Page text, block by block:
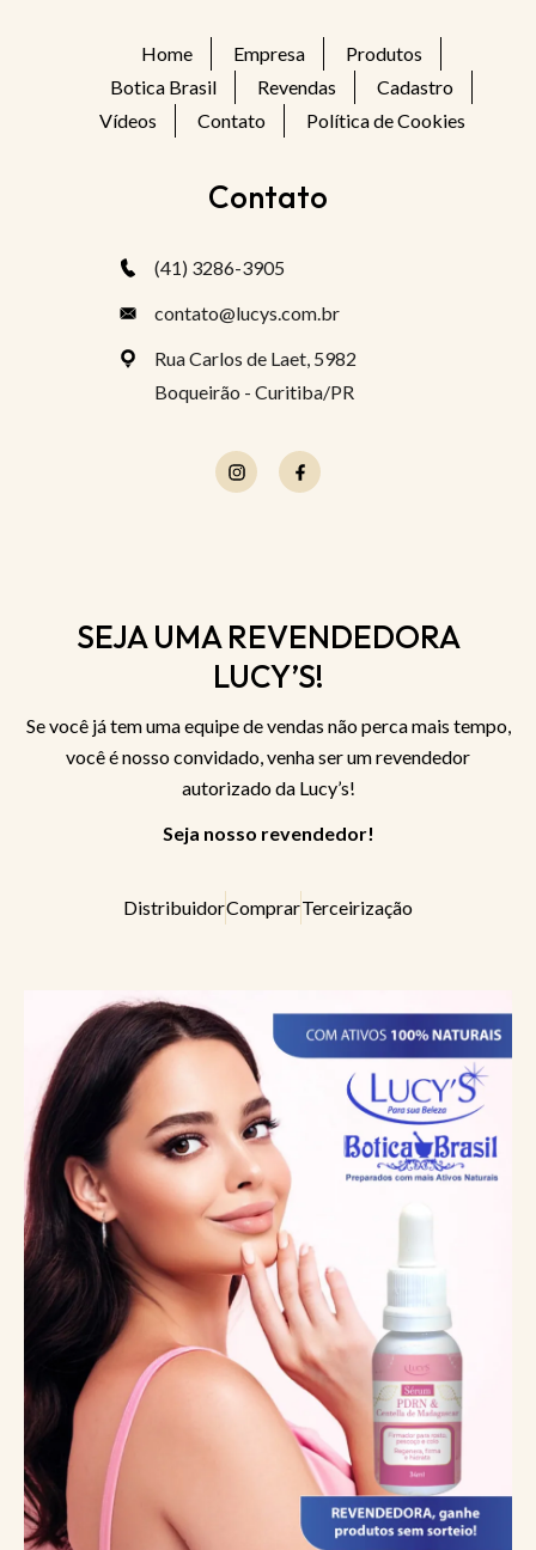
Home Empresa
Produtos
Botica Brasil
Revendas
Cadastro
Vídeos
Contato Política de Cookies
Contato
(41) 3286-3905
contato@lucys.com.br
Rua Carlos de Laet, 5982
Boqueirão - Curitiba/PR
SEJA UMA REVENDEDORA
LUCY’S!
Se você já tem uma equipe de vendas não perca mais tempo,
você é nosso convidado, venha ser um revendedor
autorizado da Lucy’s!
Seja nosso revendedor!
DistribuidorComprarTerceirização